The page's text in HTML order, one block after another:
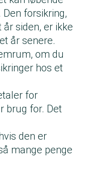
forsikring,
siden, er ikke
år senere.
om du
hos et
for
brug for. Det
den er
mange penge